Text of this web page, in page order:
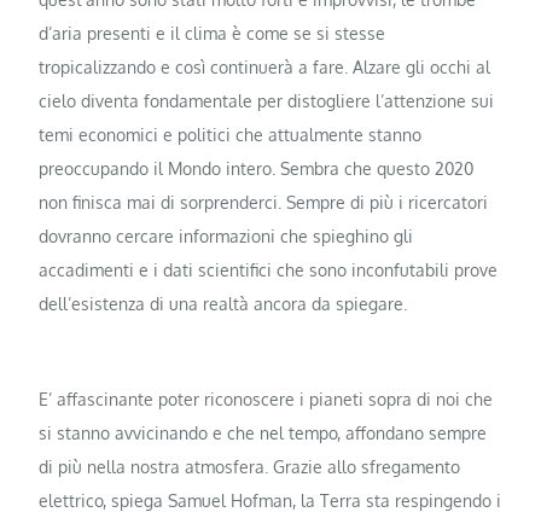
d’aria presenti e il clima è come se si stesse
tropicalizzando e così continuerà a fare. Alzare gli occhi al
cielo diventa fondamentale per distogliere l’attenzione sui
temi economici e politici che attualmente stanno
preoccupando il Mondo intero. Sembra che questo 2020
non finisca mai di sorprenderci. Sempre di più i ricercatori
dovranno cercare informazioni che spieghino gli
accadimenti e i dati scientifici che sono inconfutabili prove
dell’esistenza di una realtà ancora da spiegare.
E’ affascinante poter riconoscere i pianeti sopra di noi che
si stanno avvicinando e che nel tempo, affondano sempre
di più nella nostra atmosfera. Grazie allo sfregamento
elettrico, spiega Samuel Hofman, la Terra sta respingendo i